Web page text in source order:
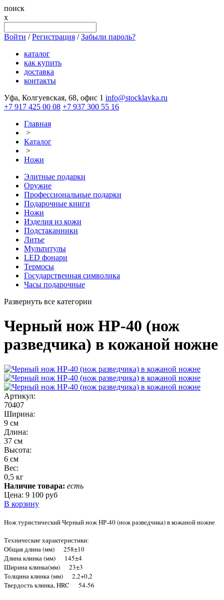
поиск
x
Войти / Регистрация / Забыли пароль?
каталог
как купить
доставка
контакты
Уфа, Колгуевская, 68, офис 1 info@stocklavka.ru
+7 917 425 00 08 +7 937 300 55 16
Главная
>
Каталог
>
Ножи
Элитные подарки
Оружие
Профессиональные подарки
Подарочные книги
Ножи
Изделия из кожи
Подстаканники
Литье
Мультитулы
LED фонари
Термосы
Государственная символика
Часы подарочные
Развернуть все категории
Черный нож НР-40 (нож
разведчика) в кожаной ножне
Артикул:
70407
Ширина:
9 см
Длина:
37 см
Высота:
6 см
Вес:
0,5 кг
Наличие товара: есть
Цена: 9 100 руб
В корзину
Нож туристический Черный нож НР-40 (нож разведчика) в кожаной ножне
Технические характеристики:
Общая длина (мм) 258±10
Длина клинка (мм) 145±4
Ширина клинка(мм) 23±3
Толщина клинка (мм) 2,2+0,2
Твердость клинка, HRC 54-56